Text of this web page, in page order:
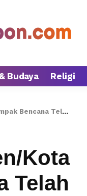
Budaya Religi
Melayani Pembeli
Kota
Telah